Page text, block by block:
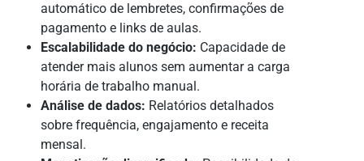
automático de lembretes, confirmações de
pagamento e links de aulas.
Escalabilidade do negócio: Capacidade de
atender mais alunos sem aumentar a carga
horária de trabalho manual.
Análise de dados: Relatórios detalhados
sobre frequência, engajamento e receita
mensal.